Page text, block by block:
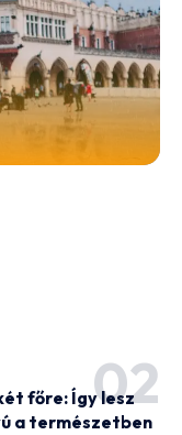
főre: Így lesz
a természetben